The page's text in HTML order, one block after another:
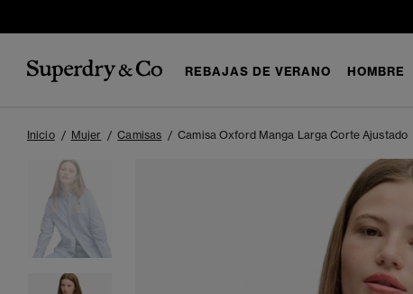
REBAJAS DE VERANO HOMBRE
Inicio Mujer Camisas Camisa Oxford Manga Larga Corte Ajustado